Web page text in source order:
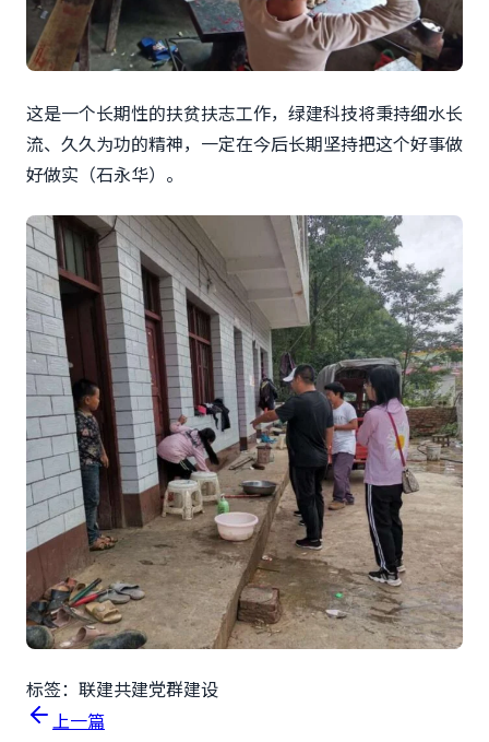
这是一个长期性的扶贫扶志工作，绿建科技将秉持细水长
流、久久为功的精神，一定在今后长期坚持把这个好事做
好做实（石永华）。
标签： 联建共建党群建设
上一篇